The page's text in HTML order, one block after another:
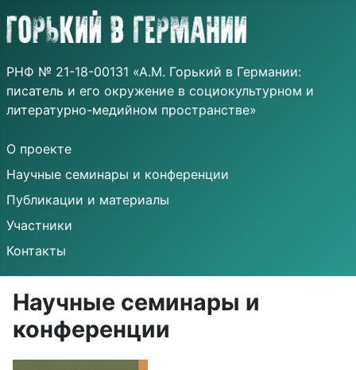
РНФ № 21-18-00131 «А.М. Горький в Германии:
писатель и его окружение в социокультурном и
литературно-медийном пространстве»
О проекте
Научные семинары и конференции
Публикации и материалы
Участники
Контакты
Научные семинары и
конференции